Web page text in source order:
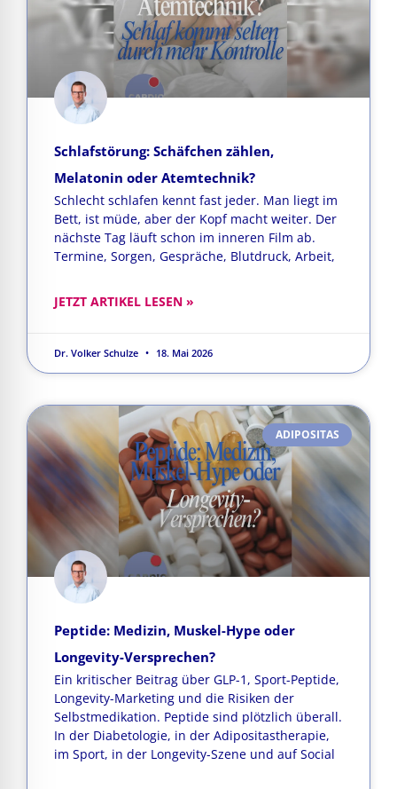
Schlafstörung: Schäfchen zählen,
Melatonin oder Atemtechnik?
Schlecht schlafen kennt fast jeder. Man liegt im
Bett, ist müde, aber der Kopf macht weiter. Der
nächste Tag läuft schon im inneren Film ab.
Termine, Sorgen, Gespräche, Blutdruck, Arbeit,
JETZT ARTIKEL LESEN »
Dr. Volker Schulze 18. Mai 2026
ADIPOSITAS
Peptide: Medizin, Muskel-Hype oder
Longevity-Versprechen?
Ein kritischer Beitrag über GLP-1, Sport-Peptide,
Longevity-Marketing und die Risiken der
Selbstmedikation. Peptide sind plötzlich überall.
In der Diabetologie, in der Adipositastherapie,
im Sport, in der Longevity-Szene und auf Social